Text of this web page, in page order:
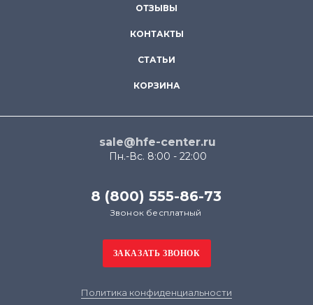
ОТЗЫВЫ
КОНТАКТЫ
СТАТЬИ
КОРЗИНА
sale@hfe-center.ru
Пн.-Вс. 8:00 - 22:00
8 (800) 555-86-73
Звонок бесплатный
Политика конфиденциальности